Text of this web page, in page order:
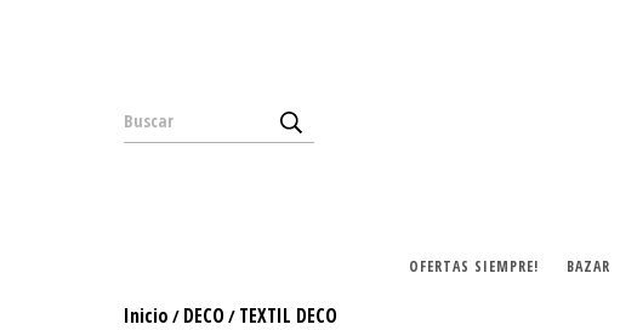
OFERTAS SIEMPRE! BAZAR
Inicio / DECO/ TEXTIL DECO